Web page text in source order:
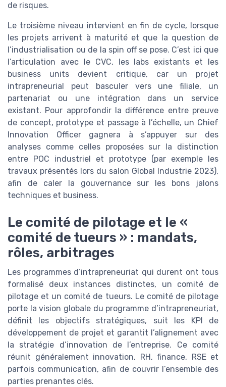
de risques.
Le troisième niveau intervient en fin de cycle, lorsque
les projets arrivent à maturité et que la question de
l’industrialisation ou de la spin off se pose. C’est ici que
l’articulation avec le CVC, les labs existants et les
business units devient critique, car un projet
intrapreneurial peut basculer vers une filiale, un
partenariat ou une intégration dans un service
existant. Pour approfondir la différence entre preuve
de concept, prototype et passage à l’échelle, un Chief
Innovation Officer gagnera à s’appuyer sur des
analyses comme celles proposées sur la distinction
entre POC industriel et prototype (par exemple les
travaux présentés lors du salon Global Industrie 2023),
afin de caler la gouvernance sur les bons jalons
techniques et business.
Le comité de pilotage et le «
comité de tueurs » : mandats,
rôles, arbitrages
Les programmes d’intrapreneuriat qui durent ont tous
formalisé deux instances distinctes, un comité de
pilotage et un comité de tueurs. Le comité de pilotage
porte la vision globale du programme d’intrapreneuriat,
définit les objectifs stratégiques, suit les KPI de
développement de projet et garantit l’alignement avec
la stratégie d’innovation de l’entreprise. Ce comité
réunit généralement innovation, RH, finance, RSE et
parfois communication, afin de couvrir l’ensemble des
parties prenantes clés.